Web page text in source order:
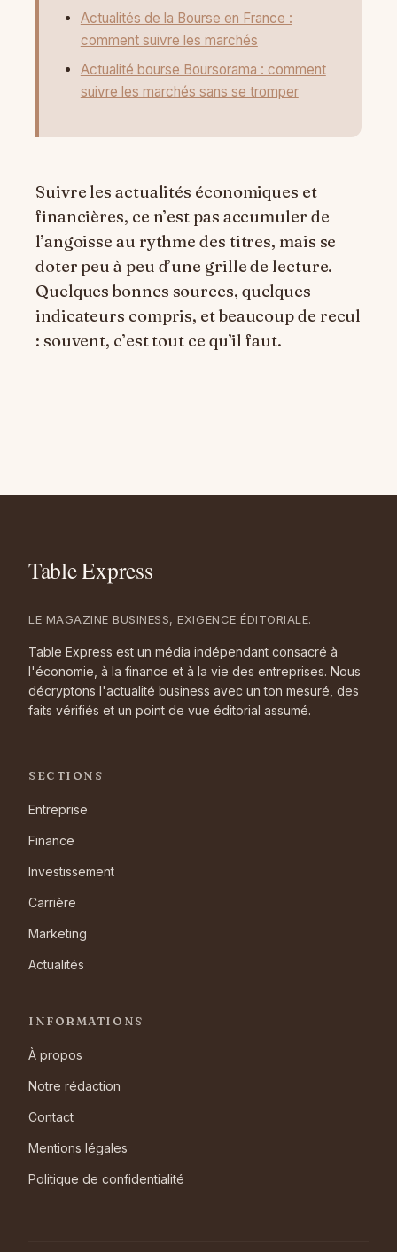
Actualités de la Bourse en France :
comment suivre les marchés
Actualité bourse Boursorama : comment
suivre les marchés sans se tromper
Suivre les actualités économiques et
financières, ce n’est pas accumuler de
l’angoisse au rythme des titres, mais se
doter peu à peu d’une grille de lecture.
Quelques bonnes sources, quelques
indicateurs compris, et beaucoup de recul
: souvent, c’est tout ce qu’il faut.
LE MAGAZINE BUSINESS, EXIGENCE ÉDITORIALE.
Table Express est un média indépendant consacré à
l'économie, à la finance et à la vie des entreprises. Nous
décryptons l'actualité business avec un ton mesuré, des
faits vérifiés et un point de vue éditorial assumé.
SECTIONS
Entreprise
Finance
Investissement
Carrière
Marketing
Actualités
INFORMATIONS
À propos
Notre rédaction
Contact
Mentions légales
Politique de confidentialité